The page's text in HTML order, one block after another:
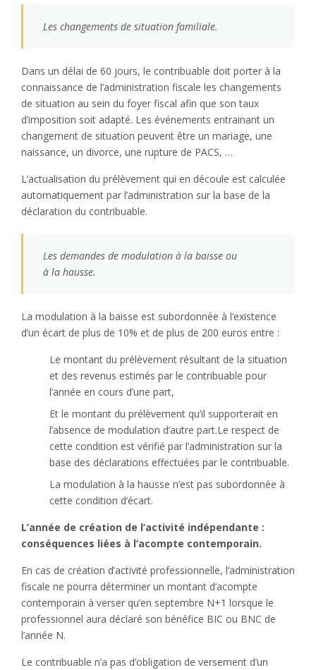
Les changements de situation familiale.
Dans un délai de 60 jours, le contribuable doit porter à la
connaissance de l’administration fiscale les changements
de situation au sein du foyer fiscal afin que son taux
d’imposition soit adapté. Les événements entrainant un
changement de situation peuvent être un mariage, une
naissance, un divorce, une rupture de PACS, …
L’actualisation du prélèvement qui en découle est calculée
automatiquement par l’administration sur la base de la
déclaration du contribuable.
Les demandes de modulation à la baisse ou
à la hausse.
La modulation à la baisse est subordonnée à l’existence
d’un écart de plus de 10% et de plus de 200 euros entre :
Le montant du prélèvement résultant de la situation
et des revenus estimés par le contribuable pour
l’année en cours d’une part,
Et le montant du prélèvement qu’il supporterait en
l’absence de modulation d’autre part.Le respect de
cette condition est vérifié par l’administration sur la
base des déclarations effectuées par le contribuable.
La modulation à la hausse n’est pas subordonnée à
cette condition d’écart.
L’année de création de l’activité indépendante :
conséquences liées à l’acompte contemporain.
En cas de création d’activité professionnelle, l’administration
fiscale ne pourra déterminer un montant d’acompte
contemporain à verser qu’en septembre N+1 lorsque le
professionnel aura déclaré son bénéfice BIC ou BNC de
l’année N.
Le contribuable n’a pas d’obligation de versement d’un